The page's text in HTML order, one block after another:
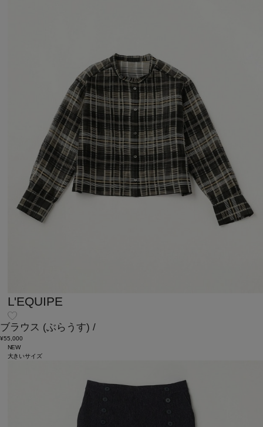
L'EQUIPE
ブラウス (ぶらうす) /
¥55,000
NEW
大きいサイズ